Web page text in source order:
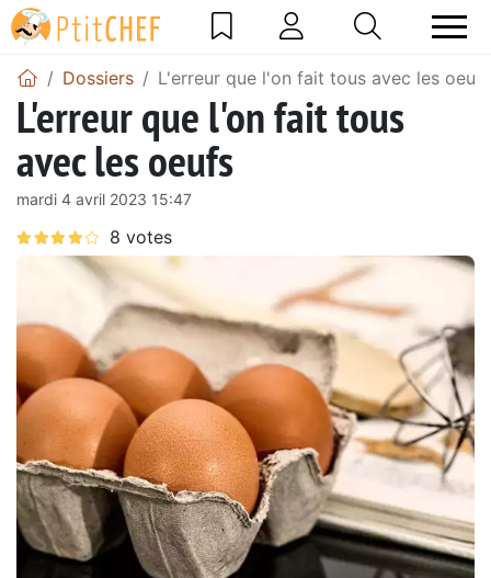
Dossiers L'erreur que l'on fait tous avec les oeufs
L'erreur que l'on fait tous
avec les oeufs
mardi 4 avril 2023 15:47